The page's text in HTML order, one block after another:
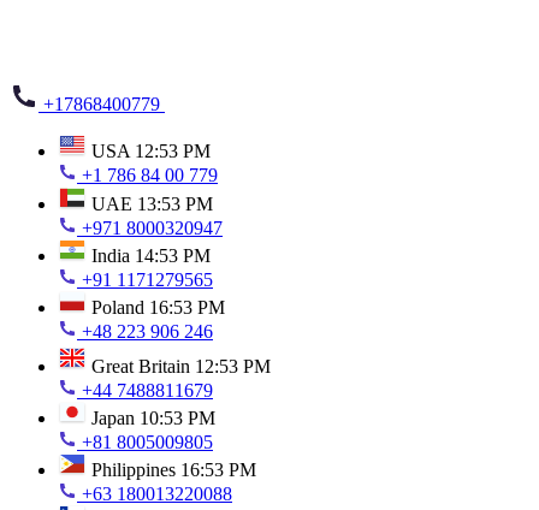
+17868400779
USA 12:53 PM
+1 786 84 00 779
UAE 13:53 PM
+971 8000320947
India 14:53 PM
+91 1171279565
Poland 16:53 PM
+48 223 906 246
Great Britain 12:53 PM
+44 7488811679
Japan 10:53 PM
+81 8005009805
Philippines 16:53 PM
+63 180013220088